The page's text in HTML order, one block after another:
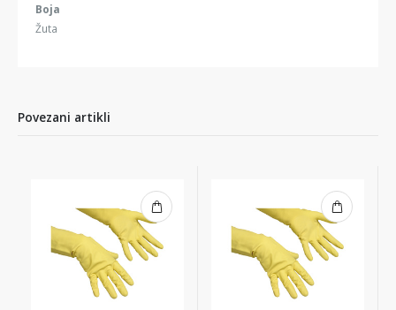
Boja
Žuta
Povezani artikli